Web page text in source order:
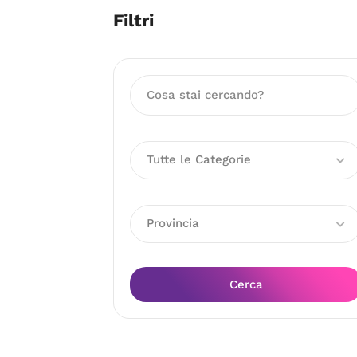
Filtri
Tutte le Categorie
Provincia
Cerca